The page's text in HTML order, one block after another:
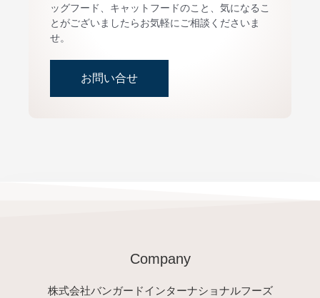
ッグフード、キャットフードのこと、気になるこ
とがございましたらお気軽にご相談くださいま
せ。
お問い合せ
Company
株式会社バンガードインターナショナルフーズ